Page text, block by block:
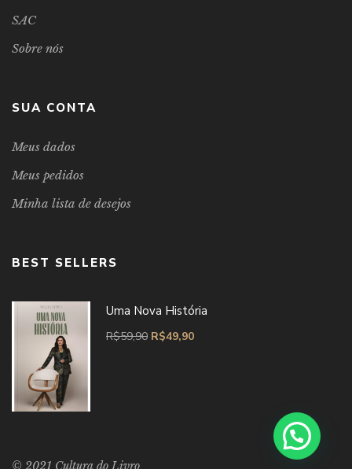
SAC
Sobre nós
SUA CONTA
Meus dados
Meus pedidos
Minha lista de desejos
BEST SELLERS
Uma Nova História
R$59,90 R$49,90
© 2021 Cultura do Livro